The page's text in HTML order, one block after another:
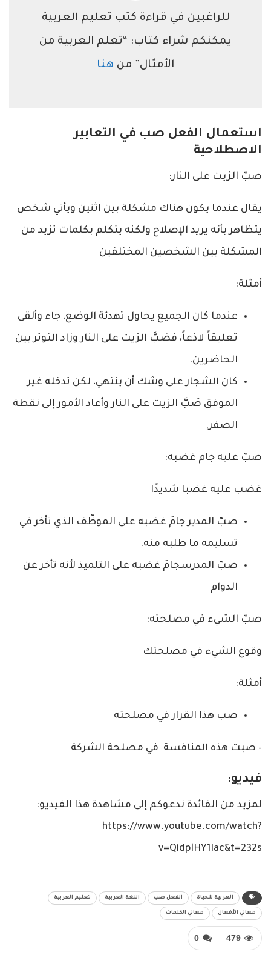
للراغبين في قراءة كتب تعليم العربية
يمكنكم شراء كتاب: “تعلم العربية من
الأمثال” من هنا
استعمال الفعل صب في التعابير
الاصطلاحية
صبّ الزيت على النار:
يقال عندما يكون هناك مشكلة بين اثنين ويأتي شخص
يتظاهر بأنه يريد الإصلاح ولكنه يتكلم بكلمات تزيد من
المشكلة بين الشخصين المختلفين
أمثلة:
عندما كان الجميع يحاول تهدئة الوضع، جاء وألقى
تعليقاً لاذعاً، فصَبَّ الزيت على النار وزاد التوتر بين
الحاضرين.
كان الشجار على وشك أن ينتهي، لكن تدخله غير
الموفق صَبَّ الزيت على النار وأعاد الأمور إلى نقطة
الصفر.
صبّ عليه جام غضبه:
غضب عليه غضبا شديدًا
صبّ المدير جامَ غضبه على الموظّف الذي تأخر في
تسليمه ما طلبه منه.
صبّ المدرسجامَ غضبه على التلميذ لأنه تأخر عن
الدوام
صبّ الشيء في مصلحته:
وقوع الشيء في مصلحتك
أمثلة:
صب هذا القرار في مصلحته
– صبت هذه المنافسة في مصلحة الشركة
فيديو:
لمزيد من الفائدة ندعوكم إلى مشاهدة هذا الفيديو:
https://www.youtube.com/watch?
v=QidplHY1Iac&t=232s
العربية للحياة الفعل صب اللغة العربية تعليم العربية
معاني الأفعال معاني الكلمات
0 479